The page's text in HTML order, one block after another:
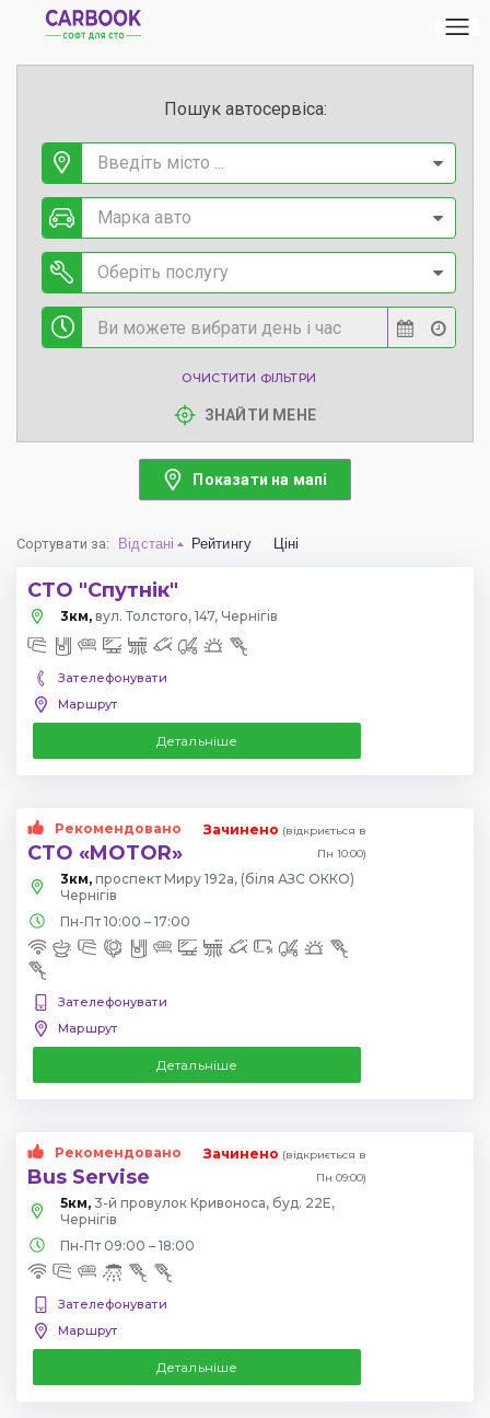
Пошук автосервіса:
Введіть місто ...
Марка авто
Оберіть послугу
ОЧИСТИТИ ФІЛЬТРИ
ЗНАЙТИ МЕНЕ
Показати на мапі
Сортувати за: Відстані Рейтингу Ціні
СТО "Спутнік"
3км, вул. Толстого, 147, Чернігів
Зателефонувати
Маршрут
Детальніше
Рекомендовано
СТО «MOTOR»
Зачинено (відкриється в
Пн 10:00)
3км, проспект Миру 192а, (біля АЗС ОККО)
Чернігів
Пн-Пт 10:00 – 17:00
Зателефонувати
Маршрут
Детальніше
Рекомендовано
Bus Servise
Зачинено (відкриється в
Пн 09:00)
5км, 3-й провулок Кривоноса, буд. 22Е,
Чернігів
Пн-Пт 09:00 – 18:00
Зателефонувати
Маршрут
Детальніше